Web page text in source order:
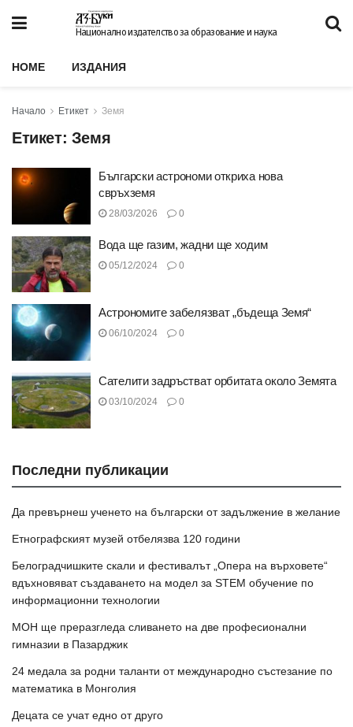
Национално издателство за образование и наука
HOME ИЗДАНИЯ
Начало Етикет Земя
Етикет: Земя
Български астрономи откриха нова
свръхземя
28/03/2026 0
Вода ще газим, жадни ще ходим
05/12/2024 0
Астрономите забелязват „бъдеща Земя“
06/10/2024 0
Сателити задръстват орбитата около Земята
03/10/2024 0
Последни публикации
Да превърнеш ученето на български от задължение в желание
Етнографският музей отбелязва 120 години
Белоградчишките скали и фестивалът „Опера на върховете“
вдъхновяват създаването на модел за STEM обучение по
информационни технологии
МОН ще преразгледа сливането на две професионални
гимназии в Пазарджик
24 медала за родни таланти от международно състезание по
математика в Монголия
Децата се учат едно от друго